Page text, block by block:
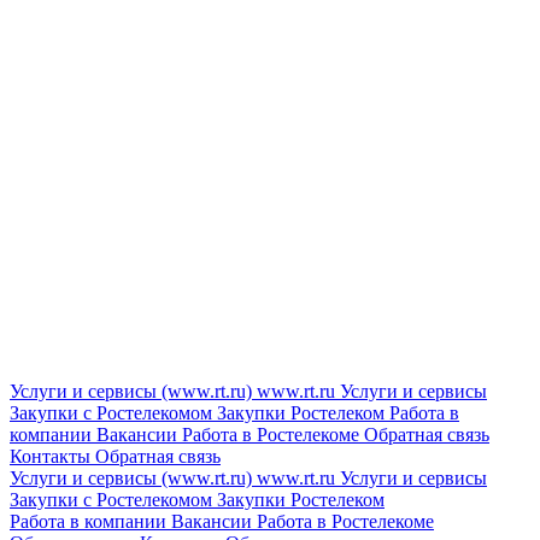
Услуги и сервисы (www.rt.ru) www.rt.ru Услуги и сервисы
Закупки с Ростелекомом Закупки Ростелеком Работа в
компании Вакансии Работа в Ростелекоме Обратная связь
Контакты Обратная связь
Услуги и сервисы (www.rt.ru) www.rt.ru Услуги и сервисы
Закупки с Ростелекомом Закупки Ростелеком
Работа в компании Вакансии Работа в Ростелекоме